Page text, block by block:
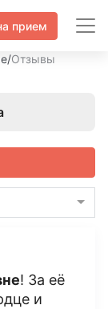
прием
/Отзывы
! За её
и